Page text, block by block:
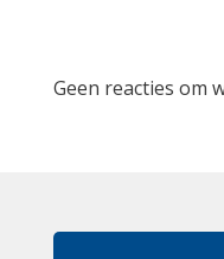
Geen reacties om